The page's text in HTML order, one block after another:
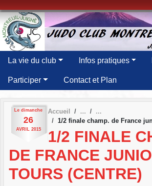
La vie du club Infos pratiques
Participer Contact et Plan
Le dimanche
26
AVRIL 2015
Accueil
1/2 finale champ. de France
1/2 FINALE
DE FRANCE
TOURS (CENTRE)